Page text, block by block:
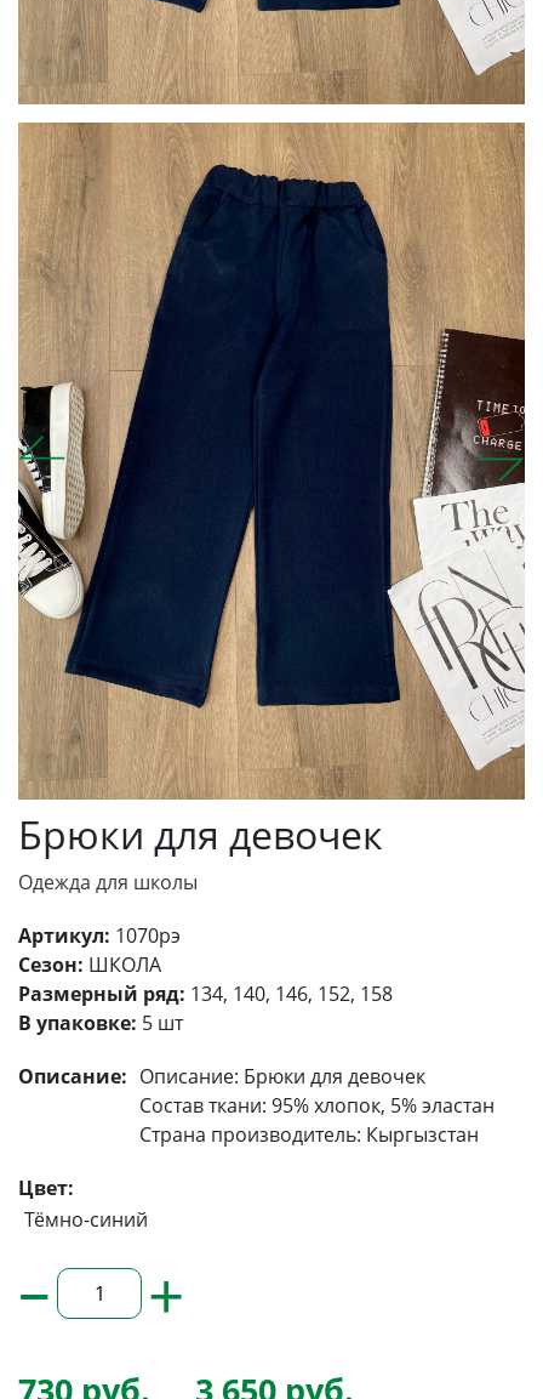
Брюки для девочек
Одежда для школы
Артикул: 1070рэ
Сезон: ШКОЛА
Размерный ряд: 134, 140, 146, 152, 158
В упаковке: 5 шт
Описание: Описание: Брюки для девочек
Состав ткани: 95% хлопок, 5% эластан
Страна производитель: Кыргызстан
Цвет:
Тёмно-синий
730 руб. 3 650 руб.
– +